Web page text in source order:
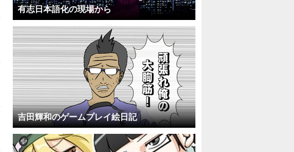
有志日本語化の現場から
吉田輝和のゲームプレイ絵日記